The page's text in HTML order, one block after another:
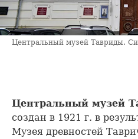
Центральный музей Тавриды.
Центральный музей
создан в 1921 г. в
Музея древностей